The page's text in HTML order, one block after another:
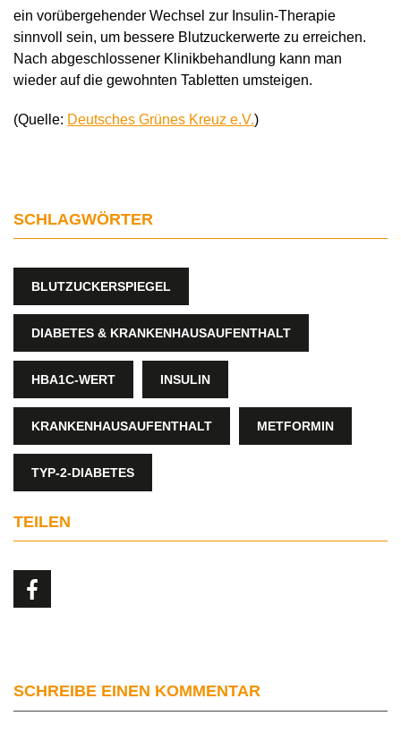
ein vorübergehender Wechsel zur Insulin-Therapie
sinnvoll sein, um bessere Blutzuckerwerte zu erreichen.
Nach abgeschlossener Klinikbehandlung kann man
wieder auf die gewohnten Tabletten umsteigen.
(Quelle: Deutsches Grünes Kreuz e.V.)
SCHLAGWÖRTER
BLUTZUCKERSPIEGEL
DIABETES & KRANKENHAUSAUFENTHALT
HBA1C-WERT INSULIN
KRANKENHAUSAUFENTHALT METFORMIN
TYP-2-DIABETES
TEILEN
SCHREIBE EINEN KOMMENTAR